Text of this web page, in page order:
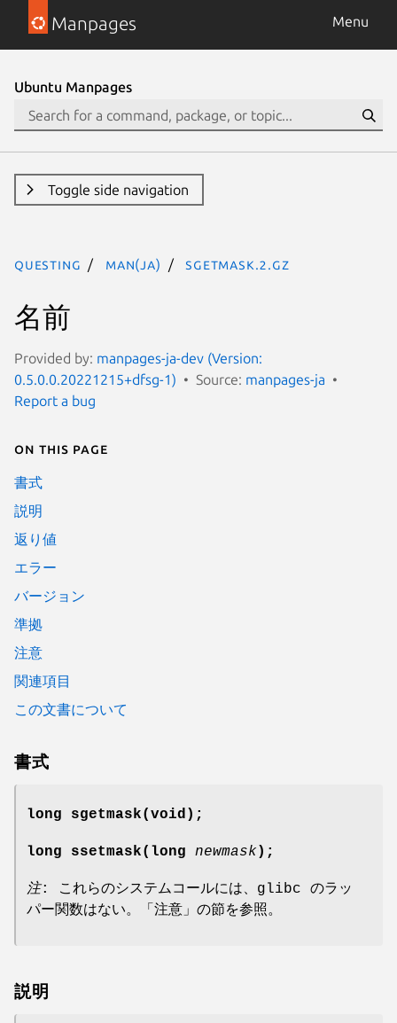
Manpages Menu
Ubuntu Manpages
Toggle side navigation
questing man(ja) sgetmask.2.gz
名前
Provided by: manpages-ja-dev (Version:
0.5.0.0.20221215+dfsg-1)
Source: manpages-ja
Report a bug
On this page
書式
説明
返り値
エラー
バージョン
準拠
注意
関連項目
この文書について
書式
long sgetmask(void);
long ssetmask(long newmask );
注: これらのシステムコールには、glibc のラッ
パー関数はない。「注意」の節を参照。
説明